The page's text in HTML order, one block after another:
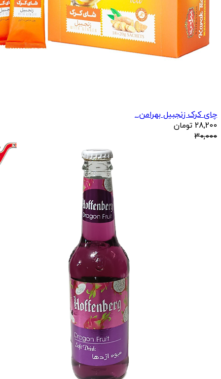
چای کرک زنجبیل بهرامن...
28,200 تومان
30,000